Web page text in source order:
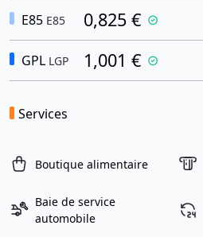
E85 E85 0,825 €
GPL LGP 1,001 €
Services
Boutique alimentaire
Baie de service
automobile